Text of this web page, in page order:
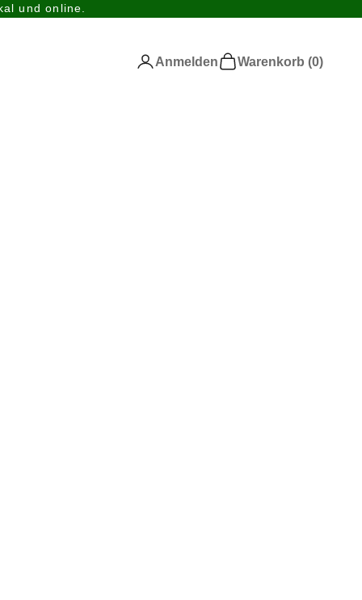
und online.
Anmelden
AnmeldenWarenkorb
Warenkorb (0)